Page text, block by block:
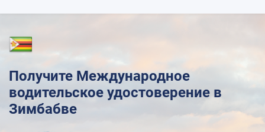
Получите Международное
водительское удостоверение в
Зимбабве